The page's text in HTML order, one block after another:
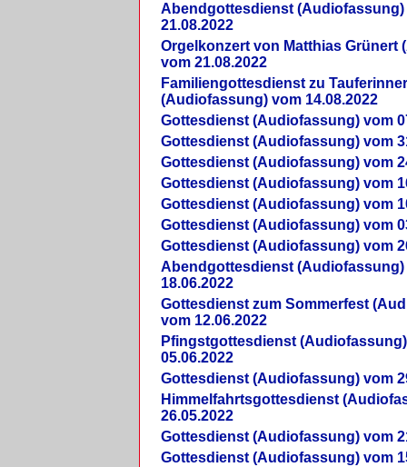
Abendgottesdienst (Audiofassung)
21.08.2022
Orgelkonzert von Matthias Grünert
vom 21.08.2022
Familiengottesdienst zu
(Audiofassung) vom 14.08.2022
Gottesdienst (Audiofassung) vom
Gottesdienst (Audiofassung) vom
Gottesdienst (Audiofassung) vom
Gottesdienst (Audiofassung) vom
Gottesdienst (Audiofassung) vom
Gottesdienst (Audiofassung) vom
Gottesdienst (Audiofassung) vom
Abendgottesdienst (Audiofassung)
18.06.2022
Gottesdienst zum Sommerfest
vom 12.06.2022
Pfingstgottesdienst
05.06.2022
Gottesdienst (Audiofassung) vom
Himmelfahrtsgottesdienst
26.05.2022
Gottesdienst (Audiofassung) vom
Gottesdienst (Audiofassung) vom